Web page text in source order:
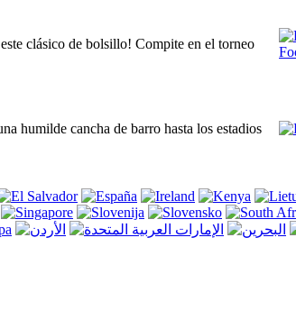
clásico de bolsillo! Compite en el torneo
humilde cancha de barro hasta los estadios